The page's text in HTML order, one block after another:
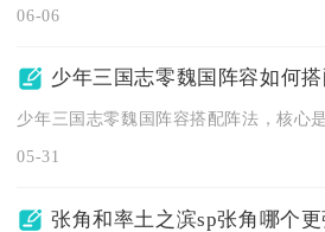
06-06
少年三国志零魏国阵容如何
05-31
张角和率土之滨sp张角哪个